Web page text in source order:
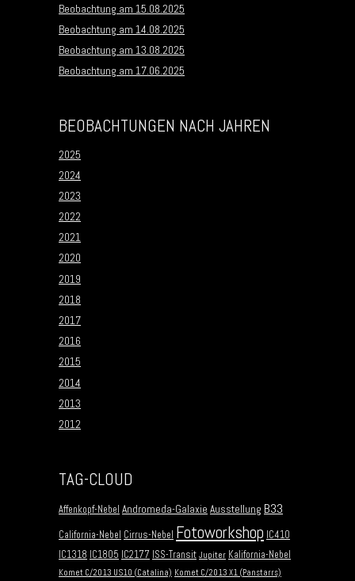
Beobachtung am 15.08.2025
Beobachtung am 14.08.2025
Beobachtung am 13.08.2025
Beobachtung am 17.06.2025
BEOBACHTUNGEN NACH JAHREN
2025
2024
2023
2022
2021
2020
2019
2018
2017
2016
2015
2014
2013
2012
TAG-CLOUD
Affenkopf-Nebel Andromeda-Galaxie Ausstellung B33
California-Nebel Cirrus-Nebel Fotoworkshop IC410
IC1318 IC1805 IC2177 ISS-Transit Jupiter Kalifornia-Nebel
Komet C/2013 US10 (Catalina) Komet C/2013 X1 (Panstarrs)